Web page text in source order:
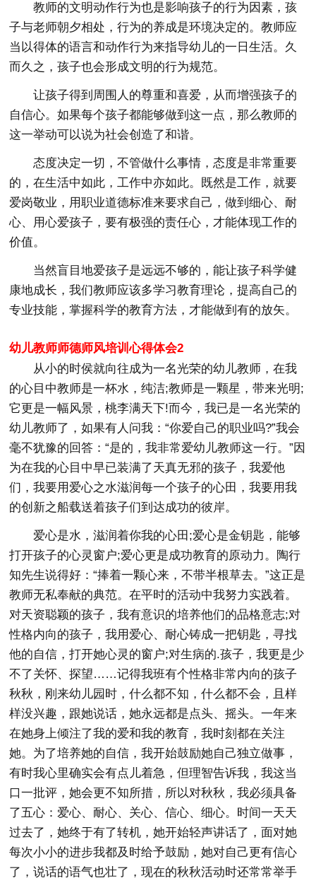
教师的文明动作行为也是影响孩子的行为因素，孩
子与老师朝夕相处，行为的养成是环境决定的。教师应
当以得体的语言和动作行为来指导幼儿的一日生活。久
而久之，孩子也会形成文明的行为规范。
让孩子得到周围人的尊重和喜爱，从而增强孩子的
自信心。如果每个孩子都能够做到这一点，那么教师的
这一举动可以说为社会创造了和谐。
态度决定一切，不管做什么事情，态度是非常重要
的，在生活中如此，工作中亦如此。既然是工作，就要
爱岗敬业，用职业道德标准来要求自己，做到细心、耐
心、用心爱孩子，要有极强的责任心，才能体现工作的
价值。
当然盲目地爱孩子是远远不够的，能让孩子科学健
康地成长，我们教师应该多学习教育理论，提高自己的
专业技能，掌握科学的教育方法，才能做到有的放矢。
幼儿教师师德师风培训心得体会2
从小的时侯就向往成为一名光荣的幼儿教师，在我
的心目中教师是一杯水，纯洁;教师是一颗星，带来光明;
它更是一幅风景，桃李满天下!而今，我已是一名光荣的
幼儿教师了，如果有人问我：“你爱自己的职业吗?”我会
毫不犹豫的回答：“是的，我非常爱幼儿教师这一行。”因
为在我的心目中早已装满了天真无邪的孩子，我爱他
们，我要用爱心之水滋润每一个孩子的心田，我要用我
的创新之船载送着孩子们到达成功的彼岸。
爱心是水，滋润着你我的心田;爱心是金钥匙，能够
打开孩子的心灵窗户;爱心更是成功教育的原动力。陶行
知先生说得好：“捧着一颗心来，不带半根草去。”这正是
教师无私奉献的典范。在平时的活动中我努力实践着。
对天资聪颖的孩子，我有意识的培养他们的品格意志;对
性格内向的孩子，我用爱心、耐心铸成一把钥匙，寻找
他的自信，打开她心灵的窗户;对生病的.孩子，我更是少
不了关怀、探望……记得我班有个性格非常内向的孩子
秋秋，刚来幼儿园时，什么都不知，什么都不会，且样
样没兴趣，跟她说话，她永远都是点头、摇头。一年来
在她身上倾注了我的爱和我的教育，我时刻都在关注
她。为了培养她的自信，我开始鼓励她自己独立做事，
有时我心里确实会有点儿着急，但理智告诉我，我这当
口一批评，她会更不知所措，所以对秋秋，我必须具备
了五心：爱心、耐心、关心、信心、细心。时间一天天
过去了，她终于有了转机，她开始轻声讲话了，面对她
每次小小的进步我都及时给予鼓励，她对自己更有信心
了，说话的语气也壮了，现在的秋秋活动时还常常举手